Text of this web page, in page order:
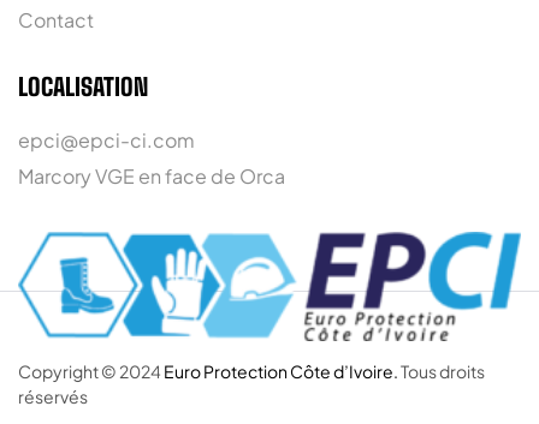
Contact
LOCALISATION
epci@epci-ci.com
Marcory VGE en face de Orca
Copyright © 2024 Euro Protection Côte d’Ivoire.Tous droits
réservés